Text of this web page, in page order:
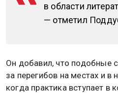
в области
— отметил
Он добавил, что подобные
за перегибов на местах и в
когда практика вступает в